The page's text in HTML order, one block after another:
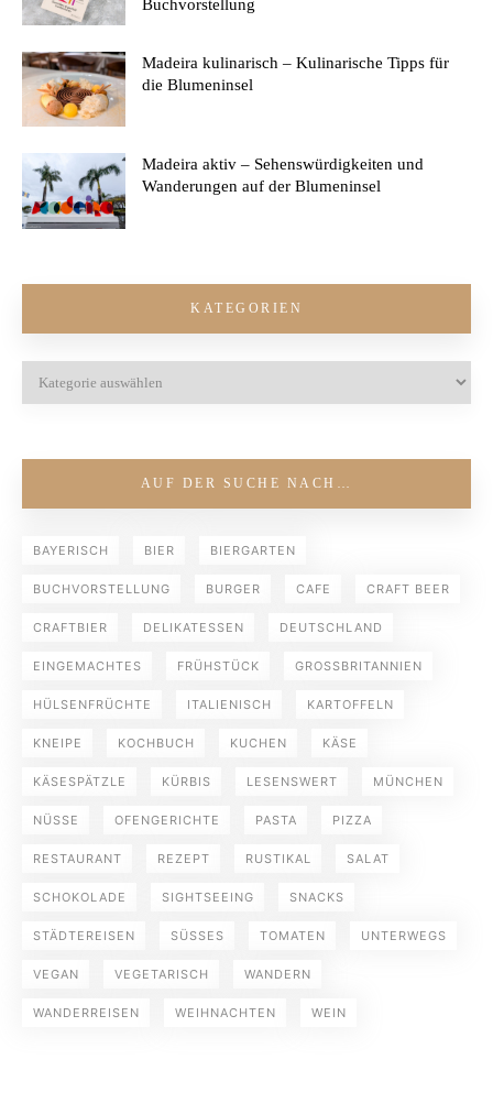
Buchvorstellung
Madeira kulinarisch – Kulinarische Tipps für
die Blumeninsel
Madeira aktiv – Sehenswürdigkeiten und
Wanderungen auf der Blumeninsel
KATEGORIEN
AUF DER SUCHE NACH…
BAYERISCH BIER BIERGARTEN
BUCHVORSTELLUNG BURGER CAFE CRAFT BEER
CRAFTBIER DELIKATESSEN DEUTSCHLAND
EINGEMACHTES FRÜHSTÜCK GROSSBRITANNIEN
HÜLSENFRÜCHTE ITALIENISCH KARTOFFELN
KNEIPE KOCHBUCH KUCHEN KÄSE
KÄSESPÄTZLE KÜRBIS LESENSWERT MÜNCHEN
NÜSSE OFENGERICHTE PASTA PIZZA
RESTAURANT REZEPT RUSTIKAL SALAT
SCHOKOLADE SIGHTSEEING SNACKS
STÄDTEREISEN SÜSSES TOMATEN UNTERWEGS
VEGAN VEGETARISCH WANDERN
WANDERREISEN WEIHNACHTEN WEIN